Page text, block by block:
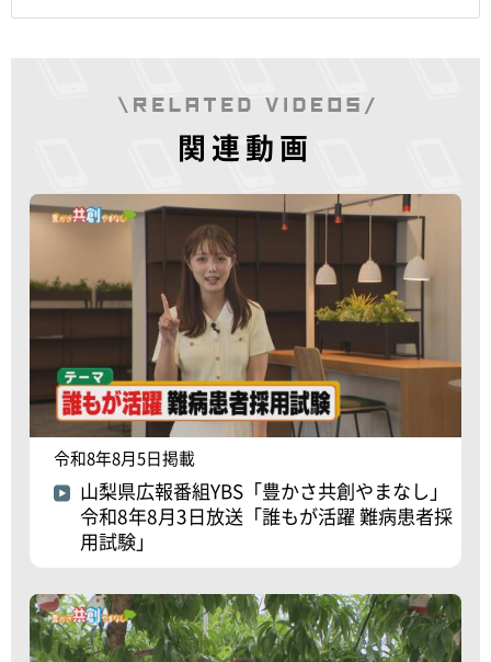
関連動画
令和8年8月5日掲載
山梨県広報番組YBS「豊かさ共創やまなし」
令和8年8月3日放送「誰もが活躍 難病患者採
用試験」